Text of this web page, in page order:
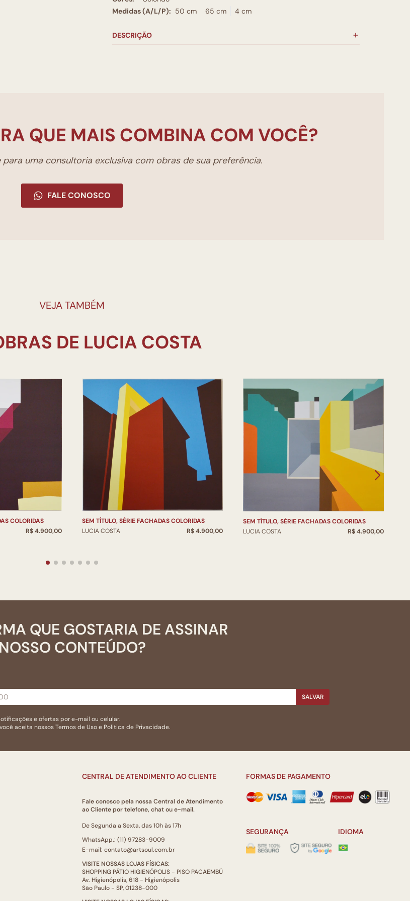
Medidas (A/L/P): 50 cm 65 cm 4 cm
DESCRIÇÃO
QUE MAIS COMBINA COM VOCÊ?
uma consultoria exclusíva com obras de sua preferência.
FALE CONOSCO
VEJA TAMBÉM
COLORIDAS
R$ 4.900,00
SEM TÍTULO, SÉRIE FACHADAS COLORIDAS
LUCIA COSTA
R$ 4.900,00
SEM TÍTULO, SÉRIE FACHADAS COLORIDAS
LUCIA COSTA
R$ 4.900,00
QUE GOSTARIA DE ASSINAR
NOSSO CONTEÚDO?
SALVAR
e ofertas por e-mail ou celular.
aceita nossosTermos de Usoe Politica de Privacidade.
CENTRAL DE ATENDIMENTO AO CLIENTE
Fale conosco pela nossa Central de Atendimento
ao Cliente por telefone, chat ou e-mail.
De Segunda a Sexta, das 10h às 17h
WhatsApp.: (11) 97283-9009
E-mail: contato@artsoul.com.br
VISITE NOSSAS LOJAS FÍSICAS:
SHOPPING PÁTIO HIGIENÓPOLIS - PISO PACAEMBÚ
Av. Higienópolis, 618 - Higienópolis
São Paulo - SP, 01238-000
FORMAS DE PAGAMENTO
SEGURANÇA IDIOMA